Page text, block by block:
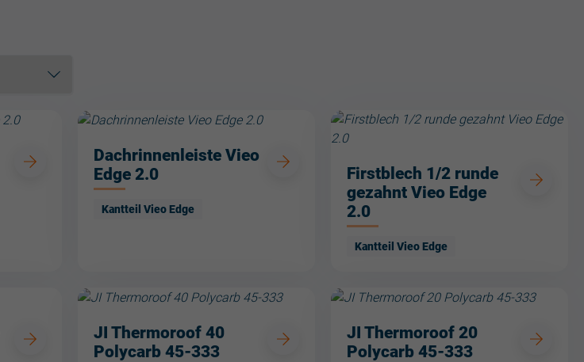
Dachrinnenleiste Vieo
Edge 2.0
Kantteil Vieo Edge
Firstblech 1/2 runde
gezahnt Vieo Edge
2.0
Kantteil Vieo Edge
JI Thermoroof 40
Polycarb 45-333
JI Thermoroof 20
Polycarb 45-333